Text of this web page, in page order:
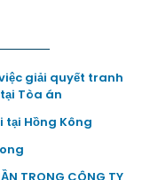
giải quyết tranh
Tòa án
Hồng Kông